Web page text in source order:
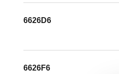
6626D6
6626F6